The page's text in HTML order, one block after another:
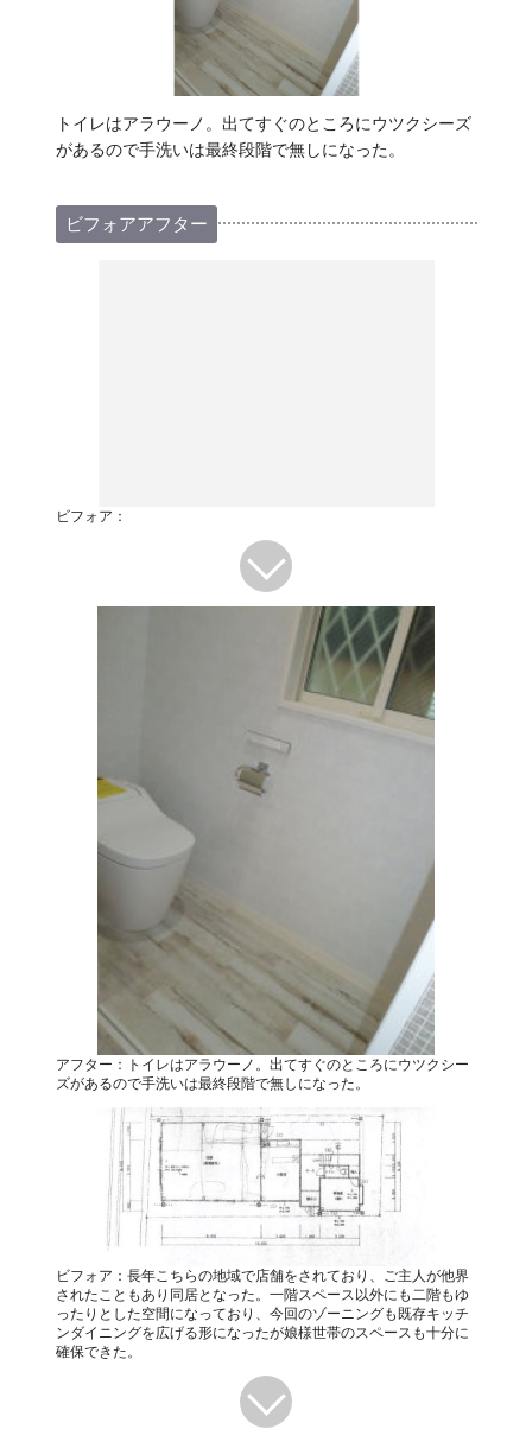
トイレはアラウーノ。出てすぐのところにウツクシーズ
があるので手洗いは最終段階で無しになった。
ビフォアアフター
ビフォア：
アフター：トイレはアラウーノ。出てすぐのところにウツクシー
ズがあるので手洗いは最終段階で無しになった。
ビフォア：長年こちらの地域で店舗をされており、ご主人が他界
されたこともあり同居となった。一階スペース以外にも二階もゆ
ったりとした空間になっており、今回のゾーニングも既存キッチ
ンダイニングを広げる形になったが娘様世帯のスペースも十分に
確保できた。